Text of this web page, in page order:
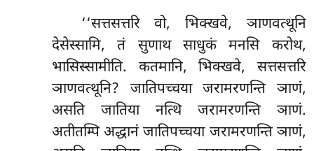
‘‘सत्तसत्तरिवो, भिक्खवे, ञाणवत्थूनि
देसेस्सामि, तं सुणाथ साधुकं मनसि करोथ,
भासिस्सामीति. कतमानि, भिक्खवे, सत्तसत्तरि
ञाणवत्थूनि? जातिपच्चया जरामरणन्ति ञाणं,
असति जातिया नत्थि जरामरणन्ति ञाणं.
अतीतम्पि अद्धानं जातिपच्चया जरामरणन्ति ञाणं,